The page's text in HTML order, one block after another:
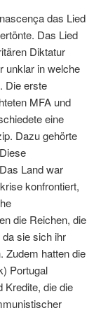
das Lied
Das Lied
Diktatur
unklar in welche
Die erste
MFA und
eine
Dazu gehörte
Land war
konfrontiert,
die Reichen, die
sie sich ihr
Zudem hatten die
Portugal
Kredite, die die